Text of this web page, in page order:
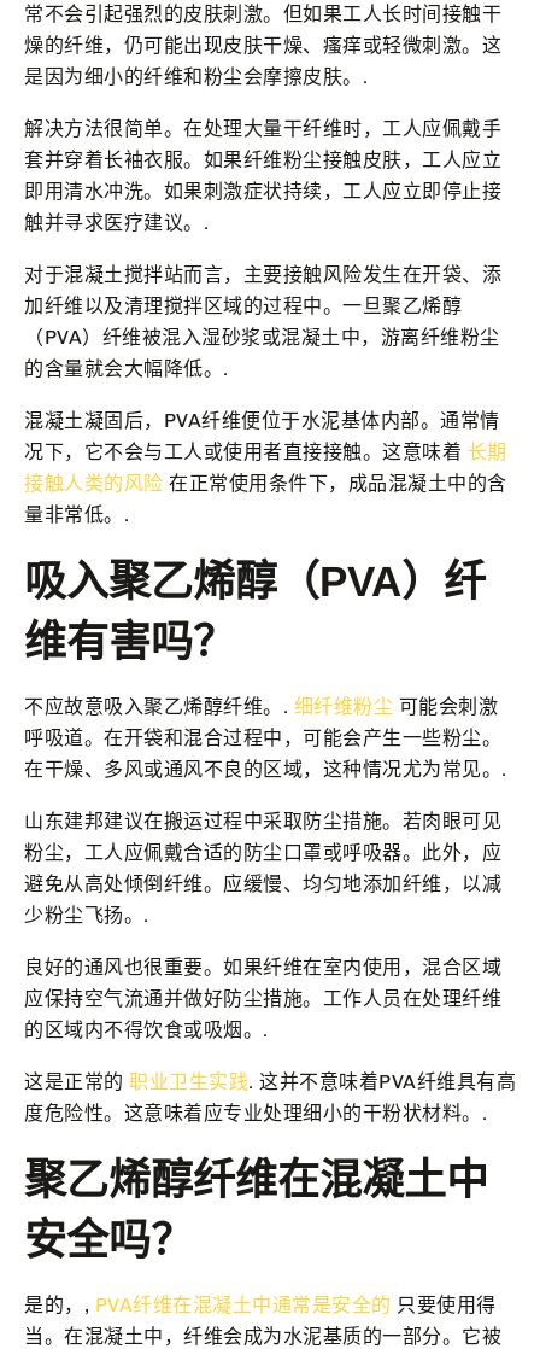
常不会引起强烈的皮肤刺激。但如果工人长时间接触干
燥的纤维，仍可能出现皮肤干燥、瘙痒或轻微刺激。这
是因为细小的纤维和粉尘会摩擦皮肤。.
解决方法很简单。在处理大量干纤维时，工人应佩戴手
套并穿着长袖衣服。如果纤维粉尘接触皮肤，工人应立
即用清水冲洗。如果刺激症状持续，工人应立即停止接
触并寻求医疗建议。.
对于混凝土搅拌站而言，主要接触风险发生在开袋、添
加纤维以及清理搅拌区域的过程中。一旦聚乙烯醇
（PVA）纤维被混入湿砂浆或混凝土中，游离纤维粉尘
的含量就会大幅降低。.
混凝土凝固后，PVA纤维便位于水泥基体内部。通常情
况下，它不会与工人或使用者直接接触。这意味着 长期
接触人类的风险 在正常使用条件下，成品混凝土中的含
量非常低。.
吸入聚乙烯醇（PVA）纤
维有害吗？
不应故意吸入聚乙烯醇纤维。. 细纤维粉尘 可能会刺激
呼吸道。在开袋和混合过程中，可能会产生一些粉尘。
在干燥、多风或通风不良的区域，这种情况尤为常见。.
山东建邦建议在搬运过程中采取防尘措施。若肉眼可见
粉尘，工人应佩戴合适的防尘口罩或呼吸器。此外，应
避免从高处倾倒纤维。应缓慢、均匀地添加纤维，以减
少粉尘飞扬。.
良好的通风也很重要。如果纤维在室内使用，混合区域
应保持空气流通并做好防尘措施。工作人员在处理纤维
的区域内不得饮食或吸烟。.
这是正常的 职业卫生实践. 这并不意味着PVA纤维具有高
度危险性。这意味着应专业处理细小的干粉状材料。.
聚乙烯醇纤维在混凝土中
安全吗？
是的，, PVA纤维在混凝土中通常是安全的 只要使用得
当。在混凝土中，纤维会成为水泥基质的一部分。它被